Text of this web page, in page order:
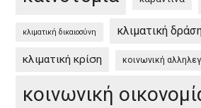
κλιματική δικαιοσύνη κλιματική
κλιματική κρίση κοινωνική
κοινωνική